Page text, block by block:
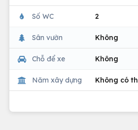
Số WC 2
Sân vườn Không
Chỗ để xe Không
Năm xây dựng Không có